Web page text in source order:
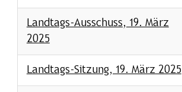
Landtags-Ausschuss, 19. März
2025
Landtags-Sitzung, 19. März 2025